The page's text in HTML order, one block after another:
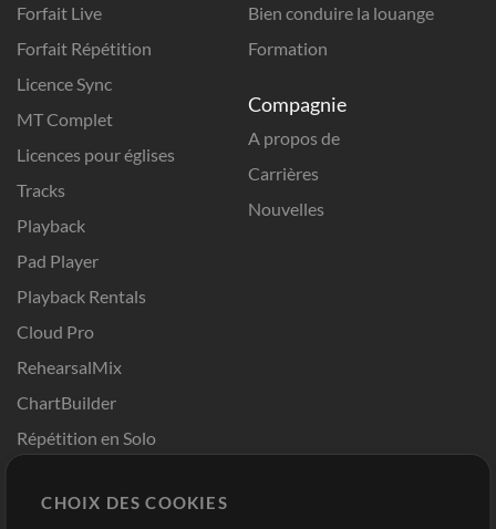
Forfait Live
Forfait Répétition
Licence Sync
MT Complet
Licences pour églises
Tracks
Playback
Pad Player
Playback Rentals
Cloud Pro
RehearsalMix
ChartBuilder
Répétition en Solo
Modèles ProPresenter
Bien conduire la louange
Formation
Compagnie
A propos de
Carrières
Nouvelles
CHOIX DES COOKIES